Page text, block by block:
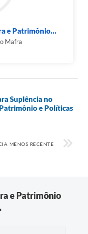
e Patrimônio...
Mafra
Suplência no
e Políticas
MENOS RECENTE
e Patrimônio